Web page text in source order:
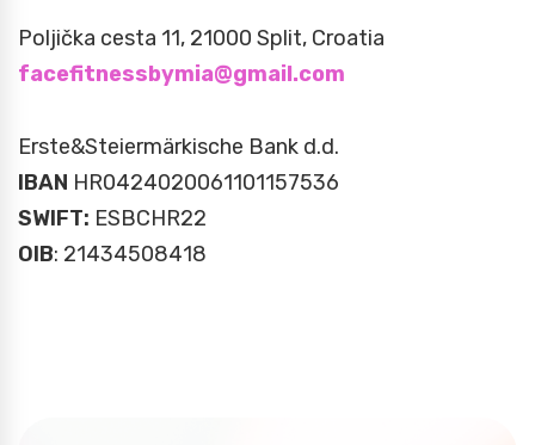
Poljička cesta 11, 21000 Split, Croatia
facefitnessbymia@gmail.com
Erste&Steiermärkische Bank d.d.
IBAN HR0424020061101157536
SWIFT: ESBCHR22
OIB: 21434508418